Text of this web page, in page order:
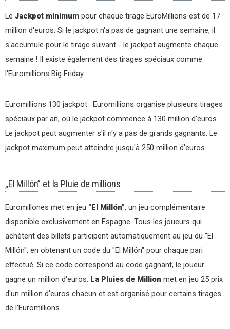
Le Jackpot minimum pour chaque tirage EuroMillions est de 17
million d'euros. Si le jackpot n'a pas de gagnant une semaine, il
s'accumule pour le tirage suivant - le jackpot augmente chaque
semaine ! Il existe également des tirages spéciaux comme
l'Euromillions Big Friday
Euromillions 130 jackpot : Euromillions organise plusieurs tirages
spéciaux par an, où le jackpot commence à 130 million d'euros.
Le jackpot peut augmenter s'il n'y a pas de grands gagnants. Le
jackpot maximum peut atteindre jusqu'à 250 million d'euros
„El Millón” et la Pluie de millions
Euromillones met en jeu "El Millón", un jeu complémentaire
disponible exclusivement en Espagne. Tous les joueurs qui
achètent des billets participent automatiquement au jeu du "El
Millón", en obtenant un code du "El Millón" pour chaque pari
effectué. Si ce code correspond au code gagnant, le joueur
gagne un million d'euros. La Pluies de Million met en jeu 25 prix
d'un million d'euros chacun et est organisé pour certains tirages
de l'Euromillions.